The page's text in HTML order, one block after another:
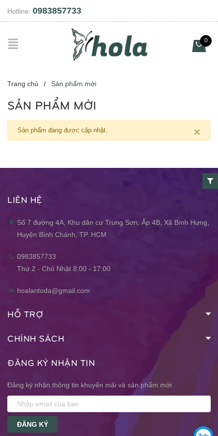
Hotline: 0983857733
0
Trang chủ / Sản phẩm mới
SẢN PHẨM MỚI
×
Sản phẩm đang được cập nhật.
LIÊN HỆ
Số 7 đường 4A, Khu dân cư Trung Sơn, Ấp 4B, Xã Bình Hưng,
Huyện Bình Chánh, TP. HCM
0983857733
Thứ 2 - Chủ Nhật 8:00 - 17:00
hoalantoda@gmail.com
HỖ TRỢ
CHÍNH SÁCH
ĐĂNG KÝ NHẬN TIN
Đăng ký nhận thông tin khuyến mãi và sản phẩm mới
ĐĂNG KÝ